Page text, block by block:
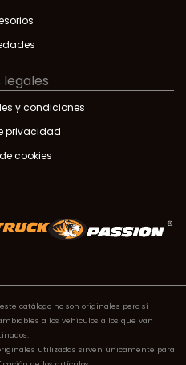
legales
y condiciones
privacidad
cookies
catálogo no son originales pero sí
a los vehículos a los que van
utilizadas sirven únicamente para